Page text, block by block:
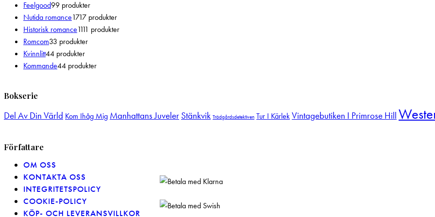
Feelgood99 produkter
Nutida romance1717 produkter
Historisk romance1111 produkter
Romcom33 produkter
Kvinnlitt44 produkter
Kommande44 produkter
Bokserie
Del Av Din Värld Kom Ihåg Mig Manhattans Juveler Stänkvik Trädgårdsdetektiven Tur I KärlekVintagebutiken I Primrose Hill
Författare
OM OSS
KONTAKTA OSS
INTEGRITETSPOLICY
COOKIE-POLICY
KÖP- OCH LEVERANSVILLKOR